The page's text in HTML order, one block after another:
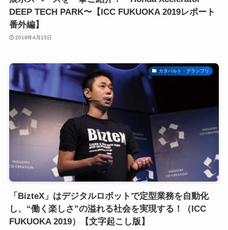
DEEP TECH PARK〜【ICC FUKUOKA 2019レポート
番外編】
2019年4月15日
カタパルト・グランプリ
「BizteX」はデジタルロボットで定型業務を自動化
し、“働く楽しさ”の溢れる社会を実現する！（ICC
FUKUOKA 2019）【文字起こし版】